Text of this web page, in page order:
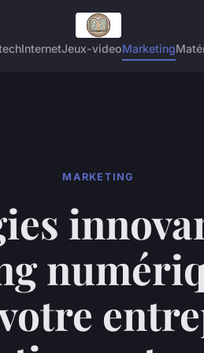
InternetJeux-videoMarketing
MARKETING